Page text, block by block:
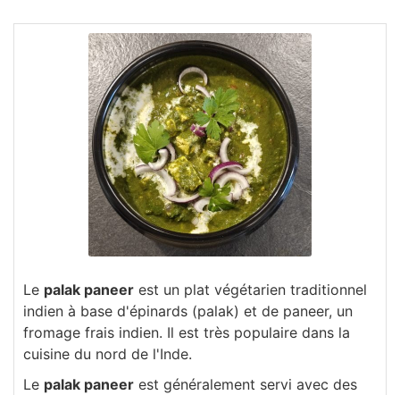
Le palak paneer est un plat végétarien traditionnel
indien à base d'épinards (palak) et de paneer, un
fromage frais indien. Il est très populaire dans la
cuisine du nord de l'Inde.
Le palak paneer est généralement servi avec des